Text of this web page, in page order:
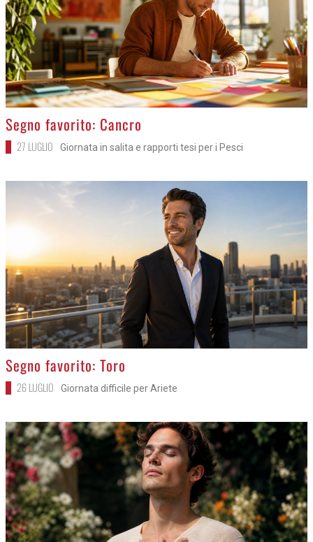
>
Segno favorito: Cancro
27 LUGLIO Giornata in salita e rapporti tesi per i Pesci
>
Segno favorito: Toro
26 LUGLIO Giornata difficile per Ariete